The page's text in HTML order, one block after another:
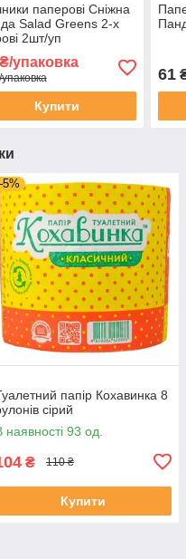
паперові Сніжна
Salad Greens 2-х
2шт/уп
упаковка
Купити
61
папір Кохавинка 8
сірий
наявності 93 од.
₴ 110 ₴
Купити